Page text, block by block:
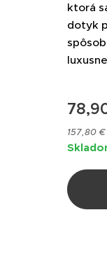
ktorá
dotyk
157,80